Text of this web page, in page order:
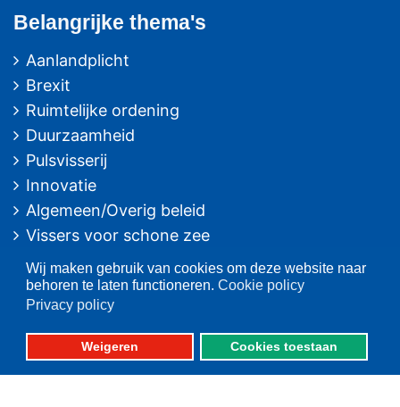
Wij maken gebruik van cookies om deze website naar
behoren te laten functioneren. Cookie policy
Privacy policy
Weigeren Cookies toestaan
Belangrijke thema's
Aanlandplicht
Brexit
Ruimtelijke ordening
Duurzaamheid
Pulsvisserij
Innovatie
Algemeen/Overig beleid
Vissers voor schone zee
Op deze website
Over VisNed
PO's
Vertegenwoordiging